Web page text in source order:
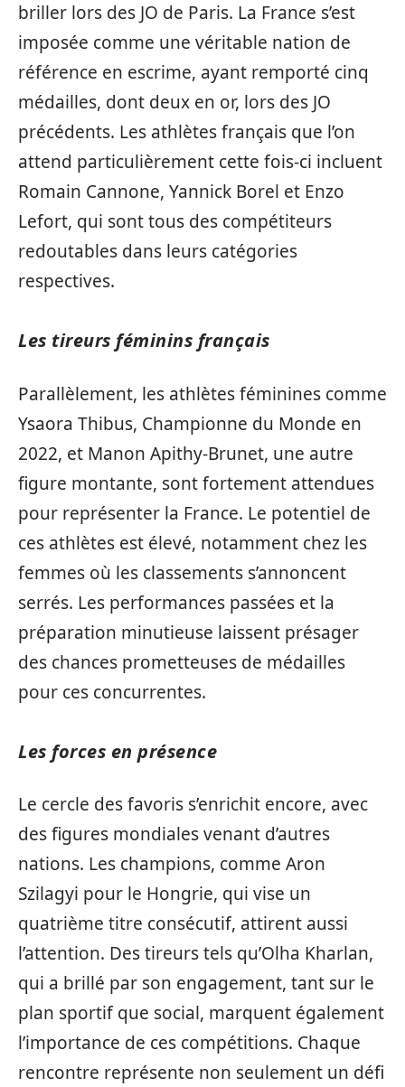
briller lors des JO de Paris. La France s’est
imposée comme une véritable nation de
référence en escrime, ayant remporté cinq
médailles, dont deux en or, lors des JO
précédents. Les athlètes français que l’on
attend particulièrement cette fois-ci incluent
Romain Cannone, Yannick Borel et Enzo
Lefort, qui sont tous des compétiteurs
redoutables dans leurs catégories
respectives.
Les tireurs féminins français
Parallèlement, les athlètes féminines comme
Ysaora Thibus, Championne du Monde en
2022, et Manon Apithy-Brunet, une autre
figure montante, sont fortement attendues
pour représenter la France. Le potentiel de
ces athlètes est élevé, notamment chez les
femmes où les classements s’annoncent
serrés. Les performances passées et la
préparation minutieuse laissent présager
des chances prometteuses de médailles
pour ces concurrentes.
Les forces en présence
Le cercle des favoris s’enrichit encore, avec
des figures mondiales venant d’autres
nations. Les champions, comme Aron
Szilagyi pour le Hongrie, qui vise un
quatrième titre consécutif, attirent aussi
l’attention. Des tireurs tels qu’Olha Kharlan,
qui a brillé par son engagement, tant sur le
plan sportif que social, marquent également
l’importance de ces compétitions. Chaque
rencontre représente non seulement un défi